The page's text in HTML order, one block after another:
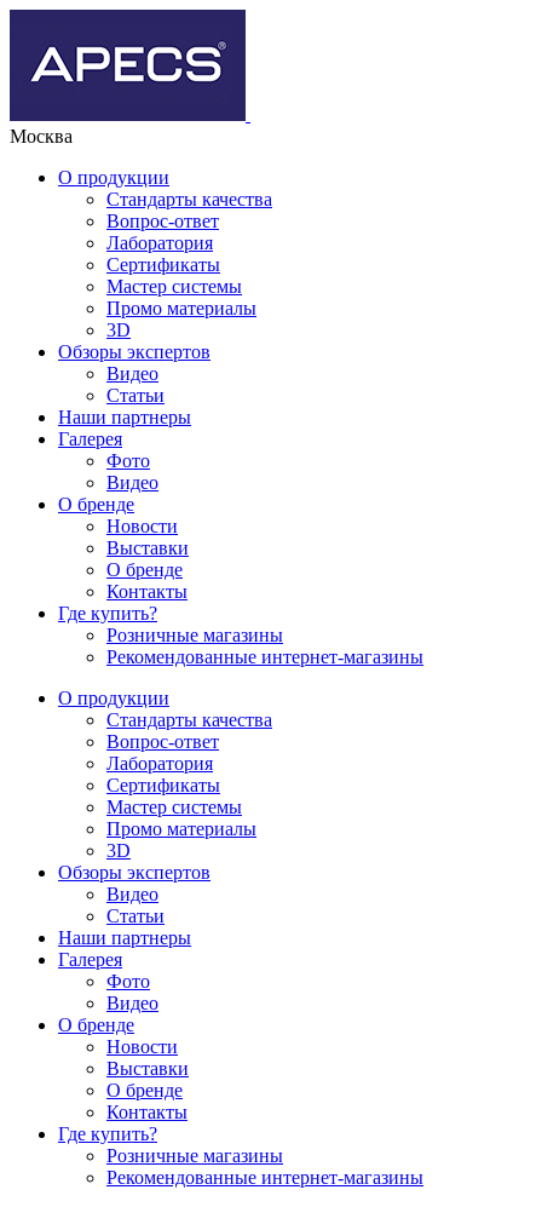
Москва
О продукции
Стандарты качества
Вопрос-ответ
Лаборатория
Сертификаты
Мастер системы
Промо материалы
3D
Обзоры экспертов
Видео
Статьи
Наши партнеры
Галерея
Фото
Видео
О бренде
Новости
Выставки
О бренде
Контакты
Где купить?
Розничные магазины
Рекомендованные интернет-магазины
О продукции
Стандарты качества
Вопрос-ответ
Лаборатория
Сертификаты
Мастер системы
Промо материалы
3D
Обзоры экспертов
Видео
Статьи
Наши партнеры
Галерея
Фото
Видео
О бренде
Новости
Выставки
О бренде
Контакты
Где купить?
Розничные магазины
Рекомендованные интернет-магазины